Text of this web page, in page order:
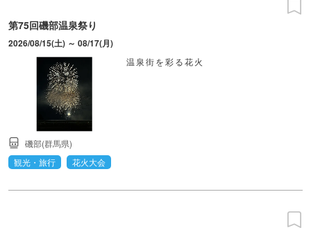
第75回磯部温泉祭り
2026/08/15(土) ～ 08/17(月)
温泉街を彩る花火
磯部(群馬県)
観光・旅行
花火大会